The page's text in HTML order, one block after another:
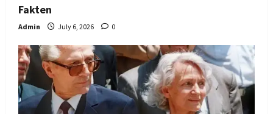
Fakten
Admin July 6, 2026 0